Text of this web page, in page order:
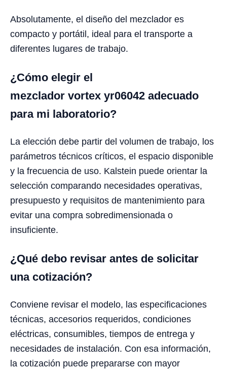
Absolutamente, el diseño del mezclador es
compacto y portátil, ideal para el transporte a
diferentes lugares de trabajo.
¿Cómo elegir el
mezclador vortex yr06042 adecuado
para mi laboratorio?
La elección debe partir del volumen de trabajo, los
parámetros técnicos críticos, el espacio disponible
y la frecuencia de uso. Kalstein puede orientar la
selección comparando necesidades operativas,
presupuesto y requisitos de mantenimiento para
evitar una compra sobredimensionada o
insuficiente.
¿Qué debo revisar antes de solicitar
una cotización?
Conviene revisar el modelo, las especificaciones
técnicas, accesorios requeridos, condiciones
eléctricas, consumibles, tiempos de entrega y
necesidades de instalación. Con esa información,
la cotización puede prepararse con mayor